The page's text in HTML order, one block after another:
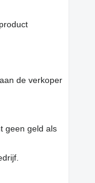
de verkoper
geen geld als